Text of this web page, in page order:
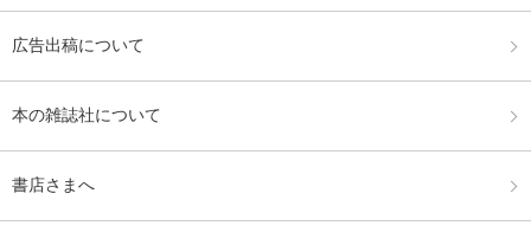
広告出稿について
本の雑誌社について
書店さまへ